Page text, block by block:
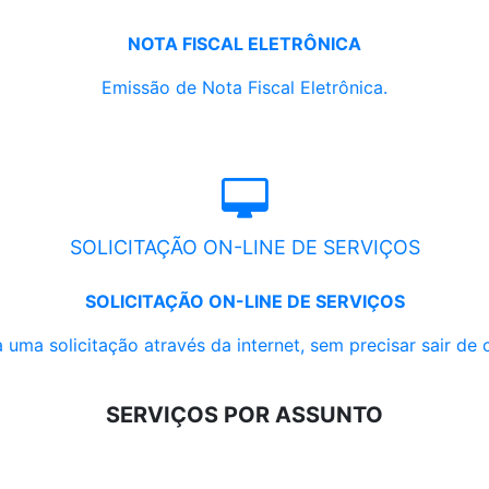
NOTA FISCAL ELETRÔNICA
Emissão de Nota Fiscal Eletrônica.
SOLICITAÇÃO ON-LINE DE SERVIÇOS
SOLICITAÇÃO ON-LINE DE SERVIÇOS
uma solicitação através da internet, sem precisar sair de
SERVIÇOS POR ASSUNTO